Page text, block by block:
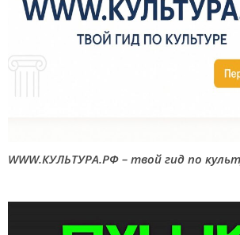
WWW.КУЛЬТУРА.РФ – твой гид по